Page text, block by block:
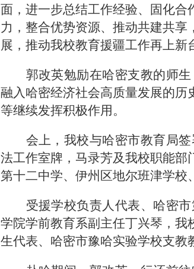
面，进一步总结工作经验、固化
力，整合优势资源、推动共建共
展，推动我校教育援疆工作再上新
郭改英勉励在哈密支教的师
融入哈密经济社会高质量发展的
等继续发挥积极作用。
会上，我校与哈密市教育局
法工作室牌，马录芳及我校职能
第十二中学、伊州区地尔班津学校
受援学校负责人代表、哈密
学院学前教育系副主任丁兴琴，
生代表、哈密市豫哈实验学校支教